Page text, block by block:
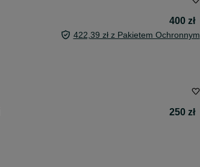
400 zł
422,39 zł z Pakietem Ochronnym
250 zł